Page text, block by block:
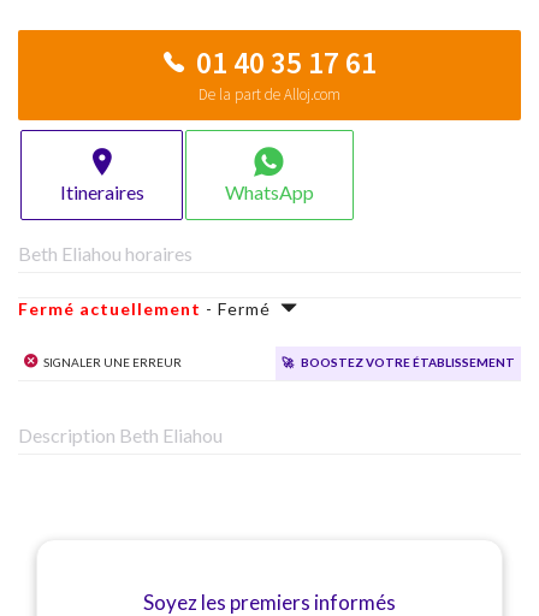
01 40 35 17 61
De la part de Alloj.com
Itineraires WhatsApp
Beth Eliahou horaires
Fermé actuellement - Fermé
Signaler une erreur 🚀 Boostez votre établissement
Description Beth Eliahou
Soyez les premiers informés